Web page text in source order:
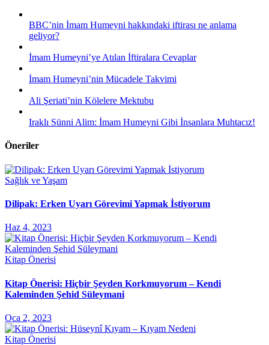
BBC’nin İmam Humeyni hakkındaki iftirası ne anlama
geliyor?
İmam Humeyni’ye Atılan İftiralara Cevaplar
İmam Humeyni’nin Mücadele Takvimi
Ali Şeriati’nin Kölelere Mektubu
Iraklı Sünni Alim: İmam Humeyni Gibi İnsanlara Muhtacız!
Öneriler
Sağlık ve Yaşam
Dilipak: Erken Uyarı Görevimi Yapmak İstiyorum
Haz 4, 2023
Kitap Önerisi
Kitap Önerisi: Hiçbir Şeyden Korkmuyorum – Kendi
Kaleminden Şehid Süleymani
Oca 2, 2023
Kitap Önerisi